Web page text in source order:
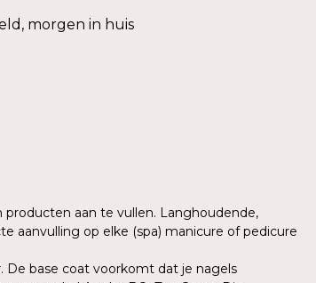
morgen in huis
producten aan te vullen. Langhoudende,
aanvulling op elke (spa) manicure of pedicure
De base coat voorkomt dat je nagels